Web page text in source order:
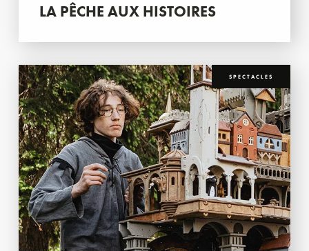
LA PÊCHE AUX HISTOIRES
SPECTACLES